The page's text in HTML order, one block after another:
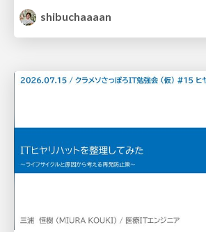
shibuchaaaan